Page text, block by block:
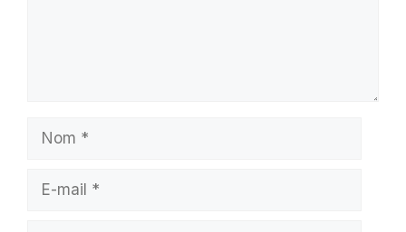
mail